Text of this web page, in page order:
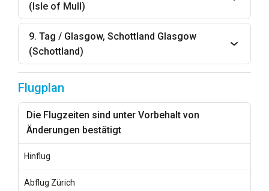
(Isle of Mull)
9. Tag / Glasgow, Schottland Glasgow
(Schottland)
Flugplan
Die Flugzeiten sind unter Vorbehalt von
Änderungen bestätigt
Hinflug
Abflug Zürich